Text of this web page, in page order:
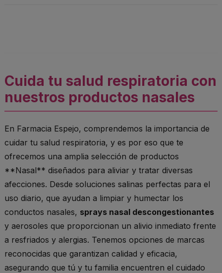
Cuida tu salud respiratoria con
nuestros productos nasales
En Farmacia Espejo, comprendemos la importancia de
cuidar tu salud respiratoria, y es por eso que te
ofrecemos una amplia selección de productos
**Nasal** diseñados para aliviar y tratar diversas
afecciones. Desde soluciones salinas perfectas para el
uso diario, que ayudan a limpiar y humectar los
conductos nasales, sprays nasal descongestionantes
y aerosoles que proporcionan un alivio inmediato frente
a resfriados y alergias. Tenemos opciones de marcas
reconocidas que garantizan calidad y eficacia,
asegurando que tú y tu familia encuentren el cuidado